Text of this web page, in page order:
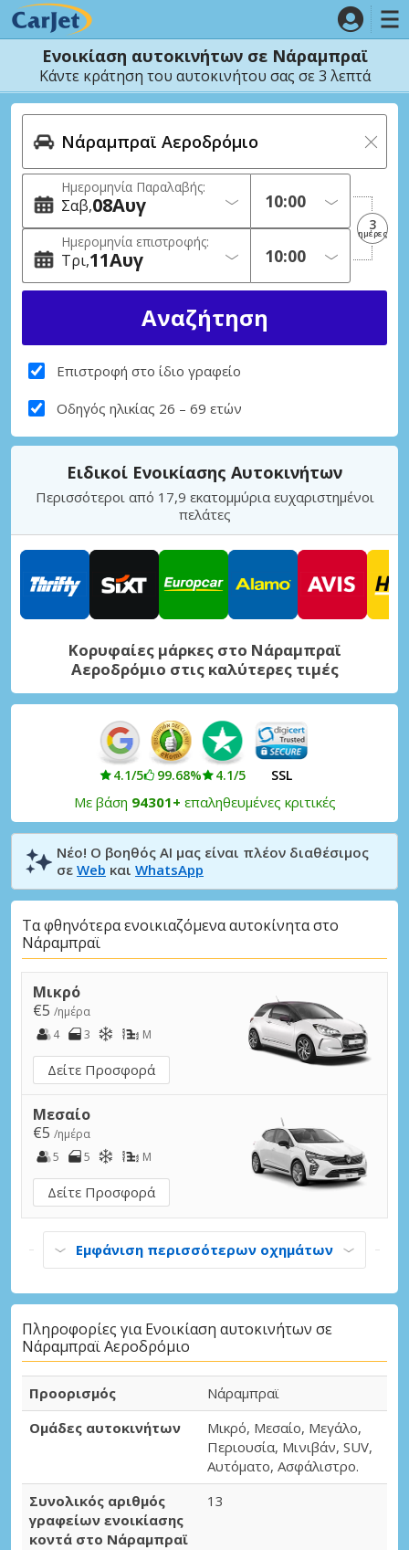
Ενοικίαση αυτοκινήτων σε Νάραμπραϊ
Κάντε κράτηση του αυτοκινήτου σας σε 3 λεπτά
Ημερομηνία Παραλαβής:
Σαβ 08Αυγ
Ημερομηνία επιστροφής:
Τρι 11Αυγ
3
ημέρες
Επιστροφή στο ίδιο γραφείο
Οδηγός ηλικίας 26 – 69 ετών
Ειδικοί Ενοικίασης Αυτοκινήτων
Περισσότεροι από 17,9 εκατομμύρια ευχαριστημένοι
πελάτες
Κορυφαίες μάρκες στο Νάραμπραϊ
Αεροδρόμιο στις καλύτερες τιμές
4.1/5 99.68% 4.1/5 SSL
Με βάση 94301+ επαληθευμένες κριτικές
Νέο! Ο βοηθός AI μας είναι πλέον διαθέσιμος
σε Web και WhatsApp
Τα φθηνότερα ενοικιαζόμενα αυτοκίνητα στο
Νάραμπραϊ
Μικρό
€5 /ημέρα
4
3 M
Δείτε Προσφορά
Μεσαίο
€5 /ημέρα
5
5 M
Δείτε Προσφορά
Εμφάνιση περισσότερων οχημάτων
Πληροφορίες για Ενοικίαση αυτοκινήτων σε
Νάραμπραϊ Αεροδρόμιο
Προορισμός
Νάραμπραϊ
Ομάδες αυτοκινήτων
Μικρό, Μεσαίο, Μεγάλο,
Περιουσία, Μινιβάν, SUV,
Αυτόματο, Ασφάλιστρο.
Συνολικός αριθμός
γραφείων ενοικίασης
κοντά στο Νάραμπραϊ
13